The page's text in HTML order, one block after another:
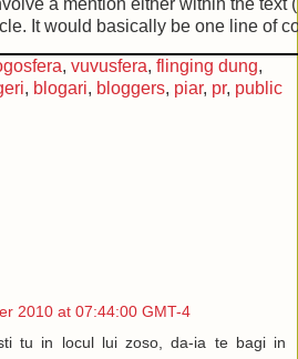
a mention either within the text
It would basically be one line of
webmaster $30 in return for
on this blog before. You want
you wanted to place an ad in a
, vuvusfera, flinging dung,
, blogari, bloggers, piar, pr, public
2010 at 07:44:00 GMT-4
tu in locul lui zoso, da-ia te bagi in